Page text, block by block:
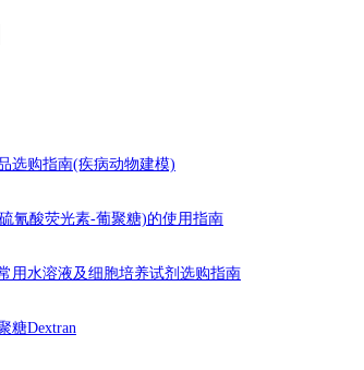
选购指南(疾病动物建模)
氰酸荧光素-葡聚糖)的使用指南
用水溶液及细胞培养试剂选购指南
糖Dextran